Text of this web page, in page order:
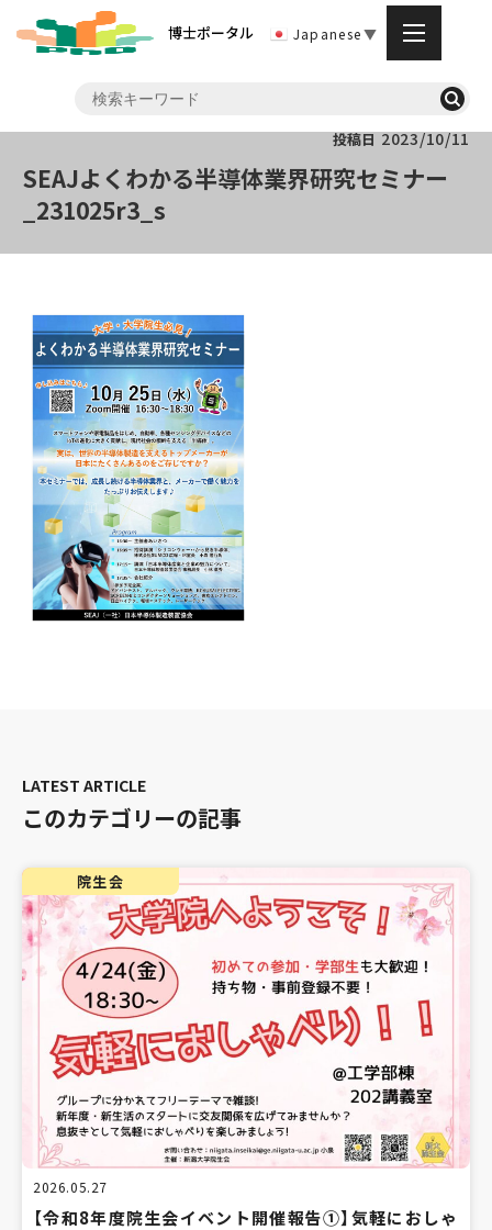
博士ポータル Japanese▼
投稿日 2023/10/11
SEAJよくわかる半導体業界研究セミナー
_231025r3_s
このカテゴリーの記事
院生会
2026.05.27
【令和8年度院生会イベント開催報告①】気軽におしゃ